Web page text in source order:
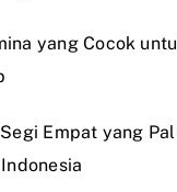
yang Cocok
Empat yang